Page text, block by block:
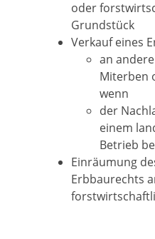
oder
Grundstück
Verkauf eines
an
Miterben
wenn
der
einem
Betrieb
Einräumung
Erbbaurechts